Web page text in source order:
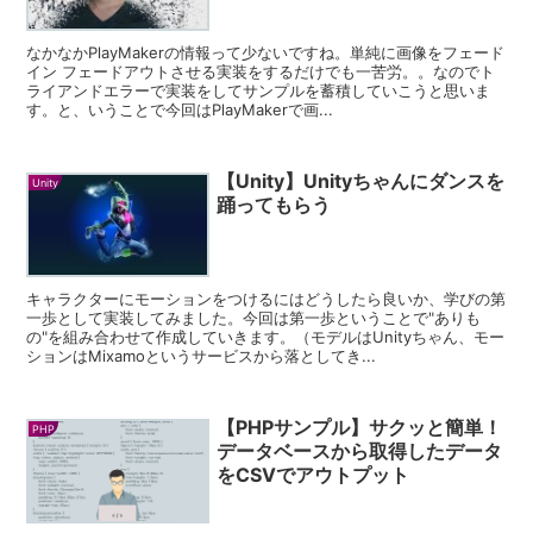
なかなかPlayMakerの情報って少ないですね。単純に画像をフェード
イン フェードアウトさせる実装をするだけでも一苦労。。なのでト
ライアンドエラーで実装をしてサンプルを蓄積していこうと思いま
す。と、いうことで今回はPlayMakerで画...
Unity
【Unity】Unityちゃんにダンスを
踊ってもらう
キャラクターにモーションをつけるにはどうしたら良いか、学びの第
一歩として実装してみました。今回は第一歩ということで"ありも
の"を組み合わせて作成していきます。（モデルはUnityちゃん、モー
ションはMixamoというサービスから落としてき...
PHP
【PHPサンプル】サクッと簡単！
データベースから取得したデータ
をCSVでアウトプット